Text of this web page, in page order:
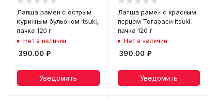
Лапша рамен с острым
куринным бульоном Itsuki,
пачка 120 г
Нет в наличии
390.00 ₽
Уведомить
Лапша рамен с красным
перцем Тогараси Itsuki,
пачка 120 г
Нет в наличии
390.00 ₽
Уведомить